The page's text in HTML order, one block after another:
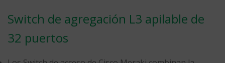
Switch de agregación L3 apilable de
32 puertos